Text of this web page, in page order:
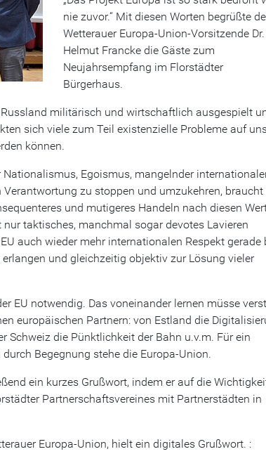
nie zuvor.“ Mit diesen Worten begrüßte
Wetterauer Europa-Union-Vorsitzende Dr.
Helmut Francke die Gäste zum
Neujahrsempfang im Florstädter
Bürgerhaus.
militärisch und wirtschaftlich ausgespielt
sich viele zum Teil existenzielle Probleme auf
können.
Egoismus, mangelnder
zu stoppen und umzukehren, braucht
und mutigeres Handeln nach diesen
taktisches, manchmal sogar devotes Lavieren
auch wieder mehr internationalen Respekt gerade
und gleichzeitig objektiv zur Lösung vieler
EU notwendig. Das voneinander lernen müsse
europäischen Partnern: von Estland die
Schweiz die Pünktlichkeit der Bahn u.v.m. Für ein
Begegnung stehe die Europa-Union.
ein kurzes Grußwort, indem er auf die
Partnerschaftsvereines mit Partnerstädten in
Europa-Union, hielt ein digitales Grußwort. :